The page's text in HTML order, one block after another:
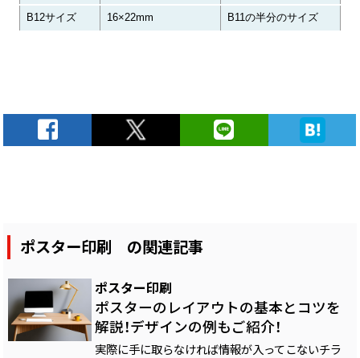
B12サイズ 16×22mm B11の半分のサイズ
ポスター印刷 の関連記事
ポスター印刷
ポスターのレイアウトの基本とコツを
解説！デザインの例もご紹介！
実際に手に取らなければ情報が入ってこないチラ